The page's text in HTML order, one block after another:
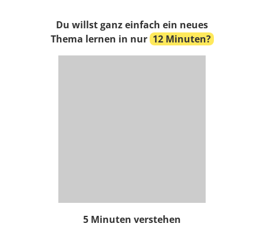
Du willst ganz einfach ein neues
Thema lernen in nur 12 Minuten?
5 Minuten verstehen